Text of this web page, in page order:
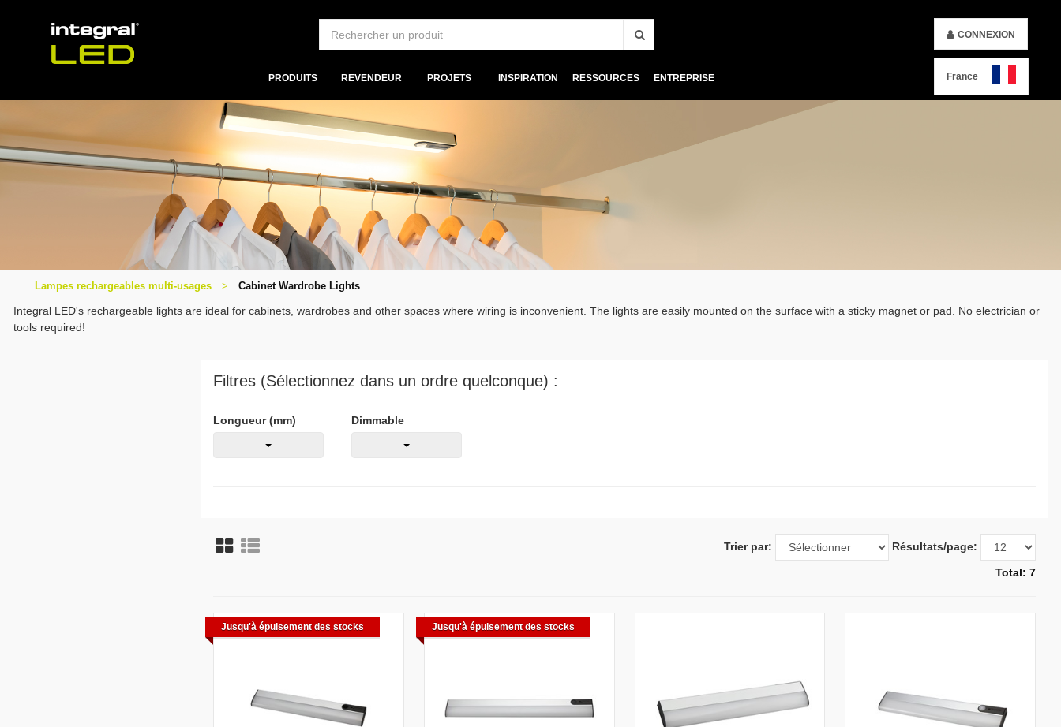
PRODUITS REVENDEUR PROJETS INSPIRATION RESSOURCES ENTREPRISE
CONNEXION
France
Lampes rechargeables multi-usages Cabinet Wardrobe Lights
Integral LED's rechargeable lights are ideal for cabinets, wardrobes and other spaces where wiring is inconvenient. The lights are easily mounted on the surface with a sticky magnet or pad. No electrician or
tools required!
Filtres (Sélectionnez dans un ordre quelconque) :
Longueur (mm) Dimmable
Trier par: Résultats/page:
Total: 7
Jusqu'à épuisement des stocks Jusqu'à épuisement des stocks